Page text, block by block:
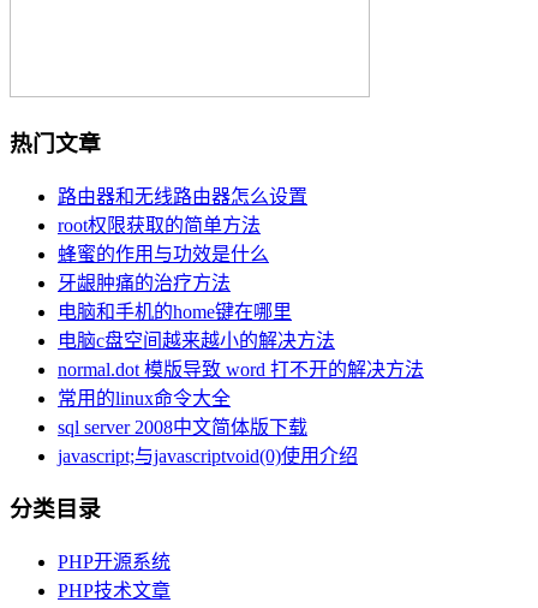
热门文章
路由器和无线路由器怎么设置
root权限获取的简单方法
蜂蜜的作用与功效是什么
牙龈肿痛的治疗方法
电脑和手机的home键在哪里
电脑c盘空间越来越小的解决方法
normal.dot 模版导致 word 打不开的解决方法
常用的linux命令大全
sql server 2008中文简体版下载
javascript;与javascriptvoid(0)使用介绍
分类目录
PHP开源系统
PHP技术文章